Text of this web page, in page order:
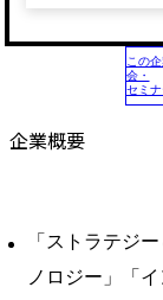
この
会・
セミ
企業概要
「ストラテジ
ノロジー」「